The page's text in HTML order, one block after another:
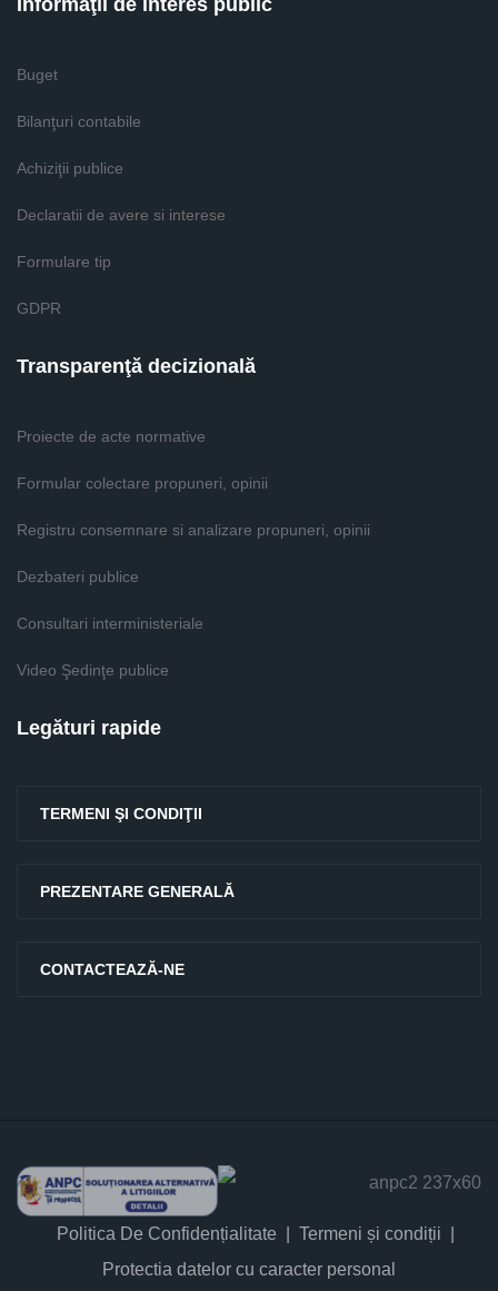
Informaţii de interes public
Buget
Bilanţuri contabile
Achiziţii publice
Declaratii de avere si interese
Formulare tip
GDPR
Transparenţă decizională
Proiecte de acte normative
Formular colectare propuneri, opinii
Registru consemnare si analizare propuneri, opinii
Dezbateri publice
Consultari interministeriale
Video Şedinţe publice
Legături rapide
TERMENI ŞI CONDIŢII
PREZENTARE GENERALĂ
CONTACTEAZĂ-NE
Politica De Confidențialitate
Termeni și condiții
Protectia datelor cu caracter personal